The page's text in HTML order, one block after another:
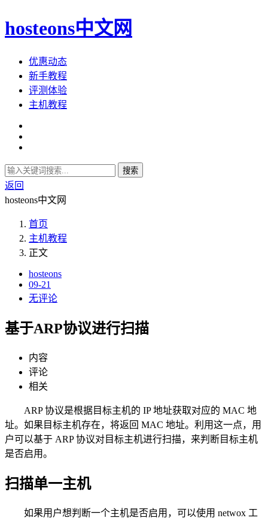
hosteons中文网
优惠动态
新手教程
评测体验
主机教程
搜索
返回
hosteons中文网
首页
主机教程
正文
hosteons
09-21
无评论
基于ARP协议进行扫描
内容
评论
相关
ARP 协议是根据目标主机的 IP 地址获取对应的 MAC 地
址。如果目标主机存在，将返回 MAC 地址。利用这一点，用
户可以基于 ARP 协议对目标主机进行扫描，来判断目标主机
是否启用。
扫描单一主机
如果用户想判断一个主机是否启用，可以使用 netwox 工